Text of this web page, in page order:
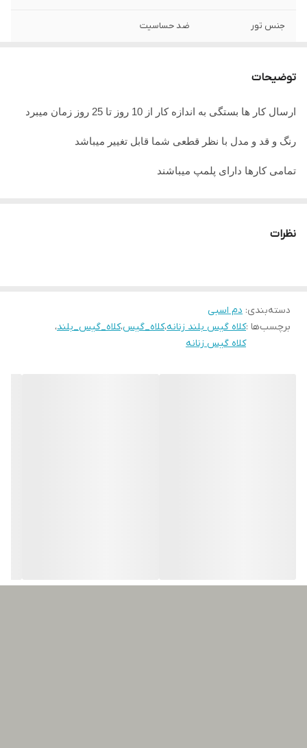
جنس تور ضد حساسیت
توضیحات
ارسال کار ها بستگی به اندازه کار از 10 روز تا 25 روز زمان میبرد
رنگ و قد و مدل با نظر قطعی شما قابل تغییر میباشد
تمامی کارها دارای پلمپ میباشند
در صورت داشتن سوال میتوانید از پشتیبان های ما راهنمایی دریافت
نظرات
دسته‌بندی: دم اسبی
برچسب‌ها :کلاه گیس بلند زنانه،کلاه_گیس،کلاه_گیس_بلند،
کلاه گیس زنانه